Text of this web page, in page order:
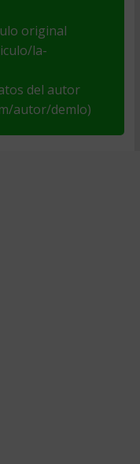
original
la-
del autor
autor/demlo)